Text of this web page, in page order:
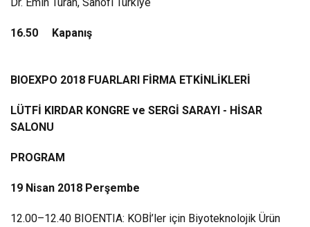
16.50 Kapanış
BIOEXPO 2018 FUARLARI FİRMA ETKİNLİKLERİ
LÜTFİ KIRDAR KONGRE ve SERGİ SARAYI - HİSAR
SALONU
PROGRAM
19 Nisan 2018 Perşembe
12.00–12.40 BIOENTIA: KOBİ’ler için Biyoteknolojik Ürün